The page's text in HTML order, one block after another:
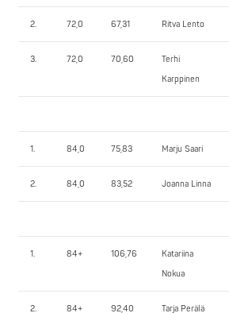
2. 72,0 67,31 Ritva Lento
3. 72,0 70,60
Terhi
Karppinen
1. 84,0 75,83 Marju Saari
2. 84,0 83,52 Joanna Linna
1. 84+ 106,76
Katariina
Nokua
2. 84+ 92,40 Tarja Perälä